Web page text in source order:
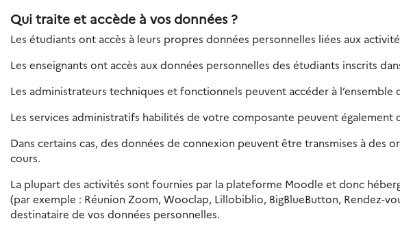
Qui traite et accède à vos données ?
Les étudiants ont accès à leurs propres données personnelles liées aux
Les enseignants ont accès aux données personnelles des étudiants inscrits
Les administrateurs techniques et fonctionnels peuvent accéder à
Les services administratifs habilités de votre composante peuvent également
Dans certains cas, des données de connexion peuvent être transmises à
cours.
La plupart des activités sont fournies par la plateforme Moodle et donc
(par exemple : Réunion Zoom, Wooclap, Lillobiblio, BigBlueButton, Rendez-
destinataire de vos données personnelles.